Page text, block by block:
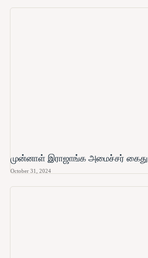
முன்னாள் இராஜாங்க அமைச்சர் கைது
October 31, 2024